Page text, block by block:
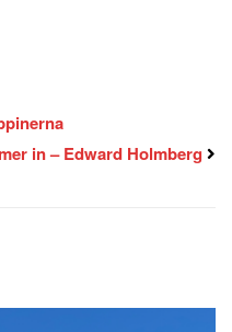
in – Edward Holmberg